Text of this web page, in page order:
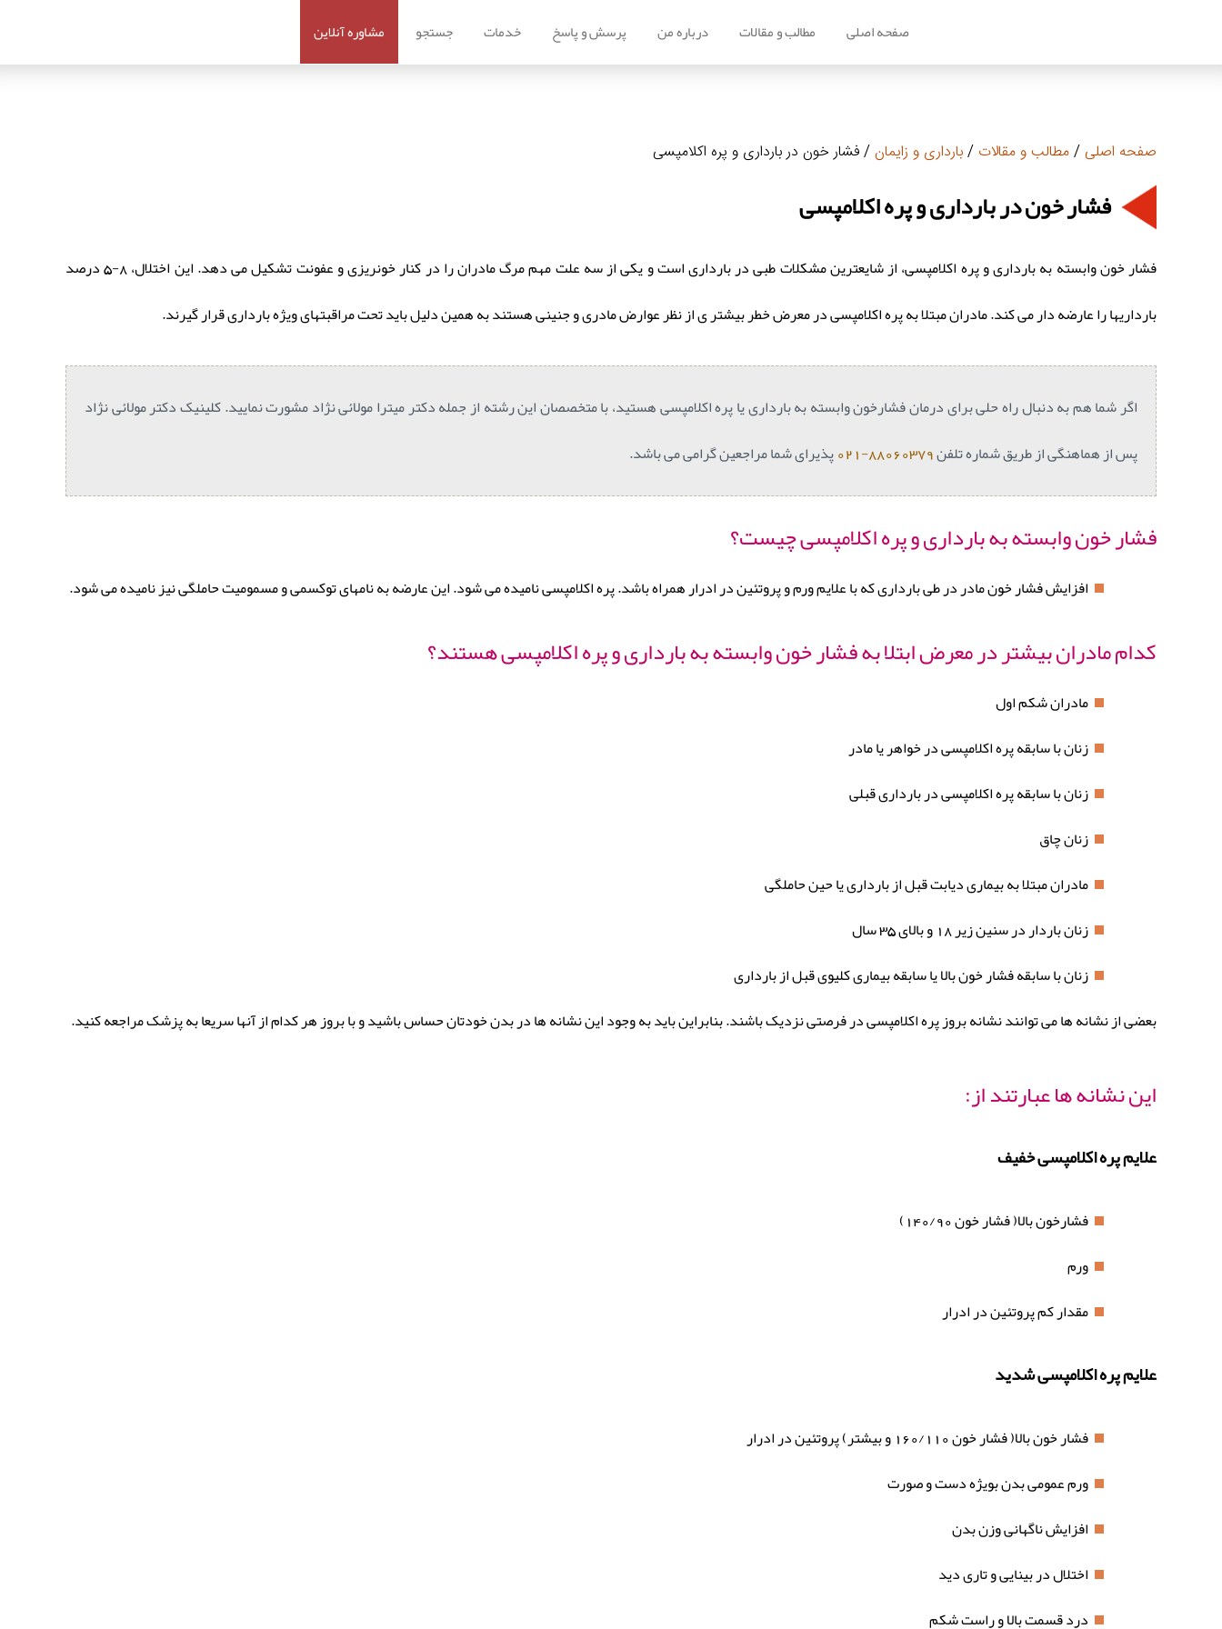
صفحه اصلی مطالب و مقالات درباره من پرسش و پاسخ خدمات جستجو مشاوره آنلاین
صفحه اصلی / مطالب و مقالات / بارداری و زایمان / فشار خون در بارداری و پره اکلامپسی
فشار خون در بارداری و پره اکلامپسی
فشار خون وابسته به بارداری و پره اکلامپسی، از شایعترین مشکلات طبی در بارداری است و یکی از سه علت مهم مرگ مادران را در کنار خونریزی و عفونت تشکیل می دهد. این اختلال، 8-5 درصد
بارداریها را عارضه دار می کند. مادران مبتلا به پره اکلامپسی در معرض خطر بیشتر ی از نظر عوارض مادری و جنینی هستند به همین دلیل باید تحت مراقبتهای ویژه بارداری قرار گیرند.
اگر شما هم به دنبال راه حلی برای درمان فشارخون وابسته به بارداری یا پره اکلامپسی هستید، با متخصصان این رشته از جمله دکتر میترا مولائی نژاد مشورت نمایید. کلینیک دکتر مولائی نژاد
پس از هماهنگی از طریق شماره تلفن88060379-021 پذیرای شما مراجعین گرامی می باشد.
فشار خون وابسته به بارداری و پره اکلامپسی چیست؟
افزایش فشار خون مادر در طی بارداری که با علایم ورم و پروتئین در ادرار همراه باشد. پره اکلامپسی نامیده می شود. این عارضه به نامهای توکسمی و مسمومیت حاملگی نیز نامیده می شود.
کدام مادران بیشتر در معرض ابتلا به فشار خون وابسته به بارداری و پره اکلامپسی هستند؟
مادران شکم اول
زنان با سابقه پره اکلامپسی در خواهر یا مادر
زنان با سابقه پره اکلامپسی در بارداری قبلی
زنان چاق
مادران مبتلا به بیماری دیابت قبل از بارداری یا حین حاملگی
زنان باردار در سنین زیر 18 و بالای 35 سال
زنان با سابقه فشار خون بالا یا سابقه بیماری کلیوی قبل از بارداری
بعضی از نشانه ها می توانند نشانه بروز پره اکلامپسی در فرصتی نزدیک باشند. بنابراین باید به وجود این نشانه ها در بدن خودتان حساس باشید و با بروز هر کدام از آنها سریعا به پزشک مراجعه کنید.
این نشانه ها عبارتند از:
علایم پره اکلامپسی خفیف
فشارخون بالا( فشار خون 140/90)
ورم
مقدار کم پروتئین در ادرار
علایم پره اکلامپسی شدید
فشار خون بالا( فشار خون 160/110 و بیشتر) پروتئین در ادرار
ورم عمومی بدن بویژه دست و صورت
افزایش ناگهانی وزن بدن
اختلال در بینایی و تاری دید
درد قسمت بالا و راست شکم